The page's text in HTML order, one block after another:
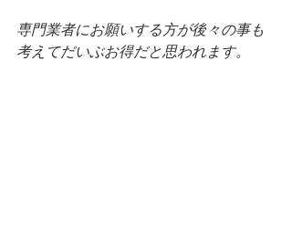
専門業者にお願いする方が後々の事も
考えてだいぶお得だと思われます。